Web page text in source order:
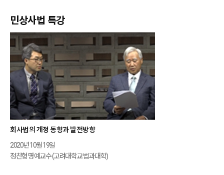
민상사법 특강
회사법의 개정 동향과 발전방향
2020년 10월 19일
정찬형 명예교수 (고려대학교 법과대학)